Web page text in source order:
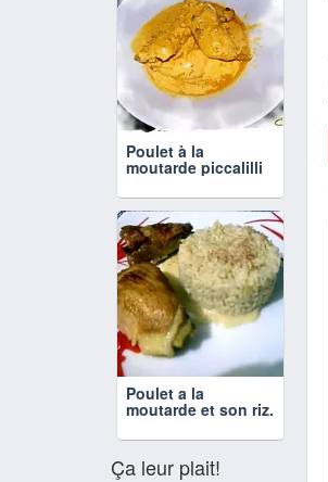
Poulet à la
moutarde piccalilli
Poulet a la
moutarde et son riz.
Ça leur plait!